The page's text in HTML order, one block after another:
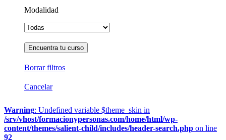
Modalidad
Borrar filtros
Cancelar
Warning: Undefined variable $theme_skin in
/srv/vhost/formacionypersonas.com/home/html/wp-
content/themes/salient-child/includes/header-search.php on line
92